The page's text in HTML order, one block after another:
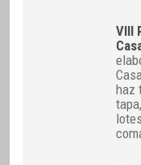
VIII
haz